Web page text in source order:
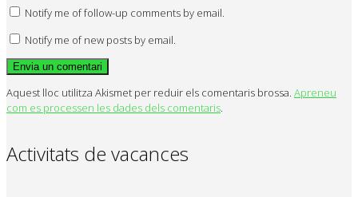
Notify me of follow-up comments by email.
Notify me of new posts by email.
Aquest lloc utilitza Akismet per reduir els comentaris brossa. Apreneu
com es processen les dades dels comentaris.
Activitats de vacances